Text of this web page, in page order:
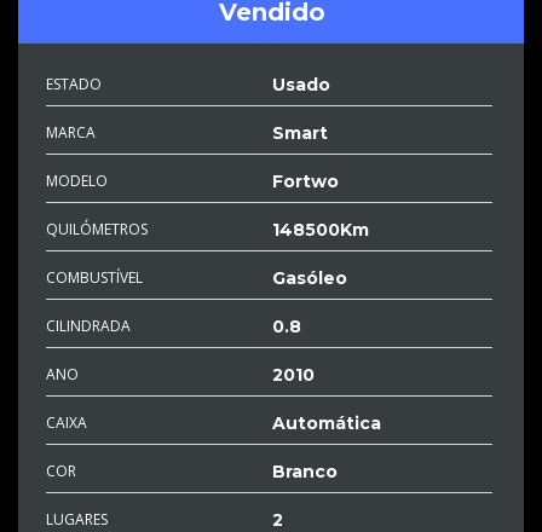
Vendido
ESTADO Usado
MARCA Smart
MODELO Fortwo
QUILÓMETROS 148500Km
COMBUSTÍVEL Gasóleo
CILINDRADA 0.8
ANO 2010
CAIXA Automática
COR Branco
LUGARES 2